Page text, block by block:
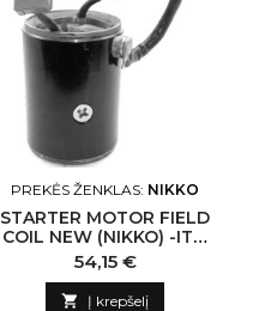
PREKĖS ŽENKLAS: NIKKO
STARTER MOTOR FIELD
COIL NEW (NIKKO) -ITO
N134972 NIKKO-CN
Kaina
54,15 €
 Į krepšelį